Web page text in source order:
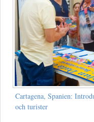
Cartagena, Spanien:
och turister